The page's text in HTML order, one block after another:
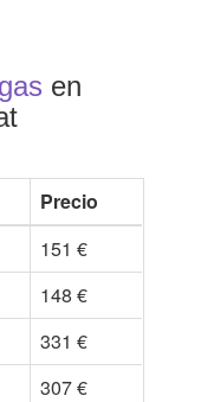
en
Precio
151 €
148 €
331 €
307 €